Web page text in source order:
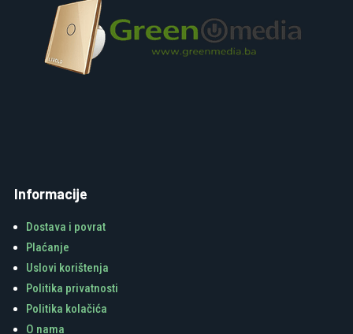
Informacije
Dostava i povrat
Plaćanje
Uslovi korištenja
Politika privatnosti
Politika kolačića
O nama